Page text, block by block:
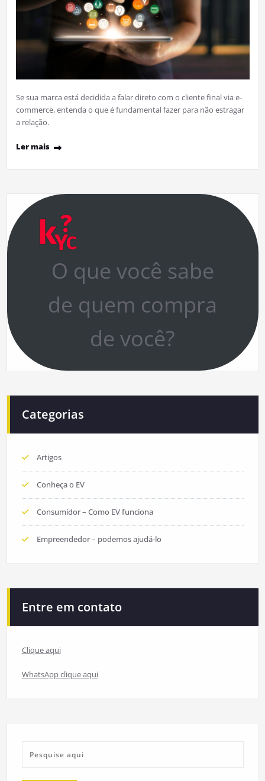
Se sua marca está decidida a falar direto com o cliente final via e-
commerce, entenda o que é fundamental fazer para não estragar
a relação.
Ler mais
O que você sabe
de quem compra
de você?
Categorias
Artigos
Conheça o EV
Consumidor – Como EV funciona
Empreendedor – podemos ajudá-lo
Entre em contato
Clique aqui
WhatsApp clique aqui